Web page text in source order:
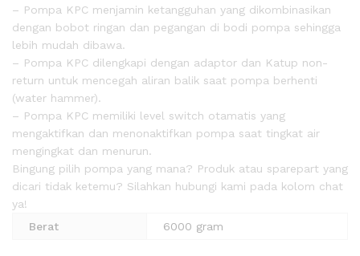
– Pompa KPC menjamin ketangguhan yang dikombinasikan
dengan bobot ringan dan pegangan di bodi pompa sehingga
lebih mudah dibawa.
– Pompa KPC dilengkapi dengan adaptor dan Katup non-
return untuk mencegah aliran balik saat pompa berhenti
(water hammer).
– Pompa KPC memiliki level switch otamatis yang
mengaktifkan dan menonaktifkan pompa saat tingkat air
mengingkat dan menurun.
Bingung pilih pompa yang mana? Produk atau sparepart yang
dicari tidak ketemu? Silahkan hubungi kami pada kolom chat
ya!
Berat
6000 gram